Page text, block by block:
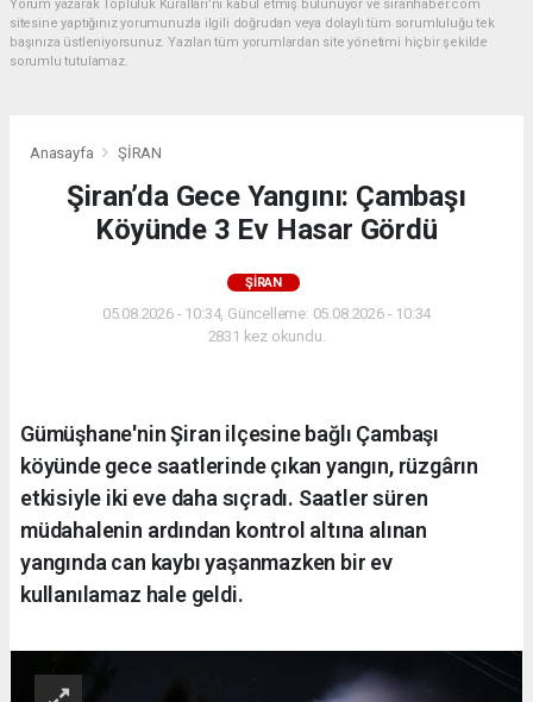
Yorum yazarak Topluluk Kuralları’nı kabul etmiş bulunuyor ve siranhaber.com
sitesine yaptığınız yorumunuzla ilgili doğrudan veya dolaylı tüm sorumluluğu tek
başınıza üstleniyorsunuz. Yazılan tüm yorumlardan site yönetimi hiçbir şekilde
sorumlu tutulamaz.
Anasayfa ŞİRAN
Şiran’da Gece Yangını: Çambaşı
Köyünde 3 Ev Hasar Gördü
ŞİRAN
05.08.2026 - 10:34, Güncelleme: 05.08.2026 - 10:34
2831 kez okundu.
Gümüşhane'nin Şiran ilçesine bağlı Çambaşı
köyünde gece saatlerinde çıkan yangın, rüzgârın
etkisiyle iki eve daha sıçradı. Saatler süren
müdahalenin ardından kontrol altına alınan
yangında can kaybı yaşanmazken bir ev
kullanılamaz hale geldi.